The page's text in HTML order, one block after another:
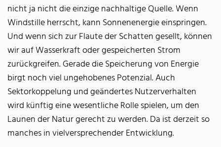
nicht ja nicht die einzige nachhaltige Quelle. Wenn
Windstille herrscht, kann Sonnenenergie einspringen.
Und wenn sich zur Flaute der Schatten gesellt, können
wir auf Wasserkraft oder gespeicherten Strom
zurückgreifen. Gerade die Speicherung von Energie
birgt noch viel ungehobenes Potenzial. Auch
Sektorkoppelung und geändertes Nutzerverhalten
wird künftig eine wesentliche Rolle spielen, um den
Launen der Natur gerecht zu werden. Da ist derzeit so
manches in vielversprechender Entwicklung.